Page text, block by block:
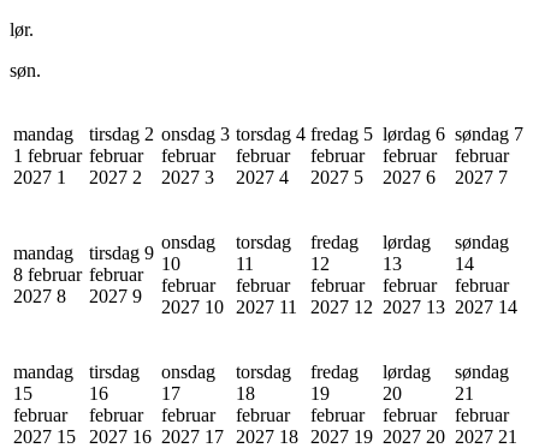
lør.
søn.
mandag
1 februar
2027 1
tirsdag 2
februar
2027 2
onsdag 3
februar
2027 3
torsdag 4
februar
2027 4
fredag 5
februar
2027 5
lørdag 6
februar
2027 6
søndag 7
februar
2027 7
mandag
8 februar
2027 8
tirsdag 9
februar
2027 9
onsdag
10
februar
2027 10
torsdag
11
februar
2027 11
fredag
12
februar
2027 12
lørdag
13
februar
2027 13
søndag
14
februar
2027 14
mandag
15
februar
2027 15
tirsdag
16
februar
2027 16
onsdag
17
februar
2027 17
torsdag
18
februar
2027 18
fredag
19
februar
2027 19
lørdag
20
februar
2027 20
søndag
21
februar
2027 21